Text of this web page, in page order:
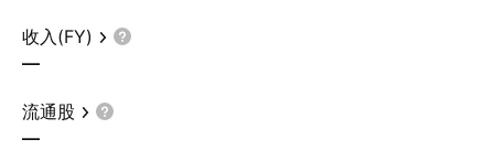
收入(FY)
—
流通股
—